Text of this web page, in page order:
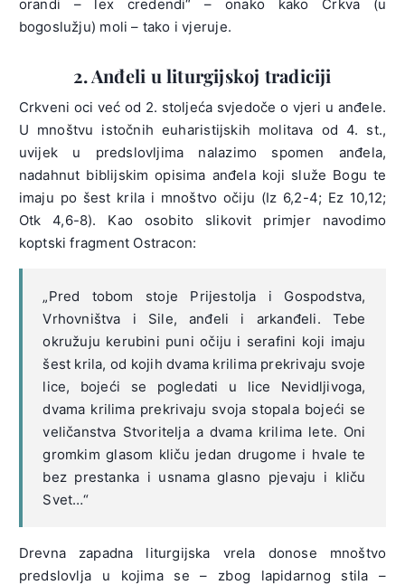
orandi – lex credendi“ – onako kako Crkva (u
bogoslužju) moli – tako i vjeruje.
2. Anđeli u liturgijskoj tradiciji
Crkveni oci već od 2. stoljeća svjedoče o vjeri u anđele.
U mnoštvu istočnih euharistijskih molitava od 4. st.,
uvijek u predslovljima nalazimo spomen anđela,
nadahnut biblijskim opisima anđela koji služe Bogu te
imaju po šest krila i mnoštvo očiju (Iz 6,2-4; Ez 10,12;
Otk 4,6-8). Kao osobito slikovit primjer navodimo
koptski fragment Ostracon:
„Pred tobom stoje Prijestolja i Gospodstva,
Vrhovništva i Sile, anđeli i arkanđeli. Tebe
okružuju kerubini puni očiju i serafini koji imaju
šest krila, od kojih dvama krilima prekrivaju svoje
lice, bojeći se pogledati u lice Nevidljivoga,
dvama krilima prekrivaju svoja stopala bojeći se
veličanstva Stvoritelja a dvama krilima lete. Oni
gromkim glasom kliču jedan drugome i hvale te
bez prestanka i usnama glasno pjevaju i kliču
Svet…“
Drevna zapadna liturgijska vrela donose mnoštvo
predslovlja u kojima se – zbog lapidarnog stila –